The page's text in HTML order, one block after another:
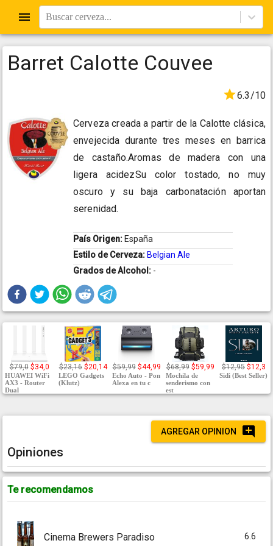
Buscar cerveza...
Barret Calotte Couvee
6.3/10
Cerveza creada a partir de la Calotte clásica,
envejecida durante tres meses en barrica
de castaño.Aromas de madera con una
ligera acidezSu color tostado, no muy
oscuro y su baja carbonatación aportan
serenidad.
País Origen: España
Estilo de Cerveza: Belgian Ale
Grados de Alcohol: -
$79,0 $34,0
HUAWEI WiFi
AX3 - Router
Dual
$23,16 $20,14
LEGO Gadgets
(Klutz)
$59,99 $44,99
Echo Auto - Pon
Alexa en tu c
$68,99 $59,99
Mochila de
senderismo con
est
$12,95 $12,3
Sidi (Best Seller)
AGREGAR OPINION
Opiniones
Te recomendamos
Cinema Brewers Paradiso 6.6